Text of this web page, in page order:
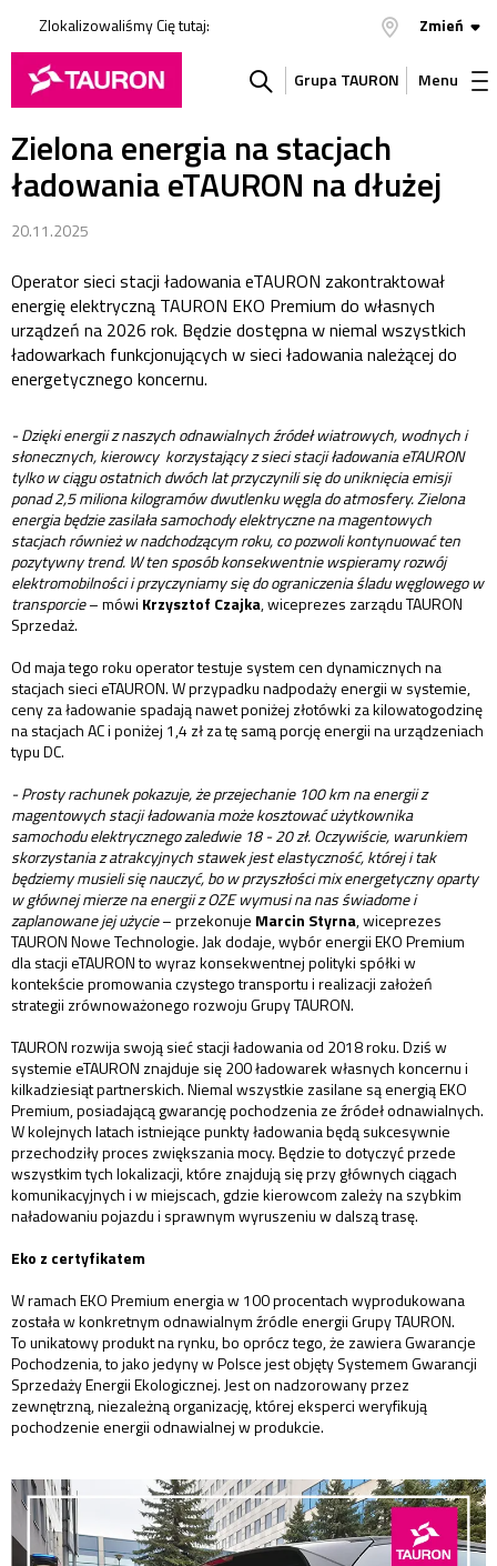
Zlokalizowaliśmy Cię tutaj: Zmień
w
Grupa TAURON Menu
Zielona energia na stacjach
ładowania eTAURON na dłużej
20.11.2025
Operator sieci stacji ładowania eTAURON zakontraktował
energię elektryczną TAURON EKO Premium do własnych
urządzeń na 2026 rok. Będzie dostępna w niemal wszystkich
ładowarkach funkcjonujących w sieci ładowania należącej do
energetycznego koncernu.
- Dzięki energii z naszych odnawialnych źródeł wiatrowych, wodnych i
słonecznych, kierowcy korzystający z sieci stacji ładowania eTAURON
tylko w ciągu ostatnich dwóch lat przyczynili się do uniknięcia emisji
ponad 2,5 miliona kilogramów dwutlenku węgla do atmosfery. Zielona
energia będzie zasilała samochody elektryczne na magentowych
stacjach również w nadchodzącym roku, co pozwoli kontynuować ten
pozytywny trend. W ten sposób konsekwentnie wspieramy rozwój
elektromobilności i przyczyniamy się do ograniczenia śladu węglowego w
transporcie– mówi Krzysztof Czajka, wiceprezes zarządu TAURON
Sprzedaż.
Od maja tego roku operator testuje system cen dynamicznych na
stacjach sieci eTAURON. W przypadku nadpodaży energii w systemie,
ceny za ładowanie spadają nawet poniżej złotówki za kilowatogodzinę
na stacjach AC i poniżej 1,4 zł za tę samą porcję energii na urządzeniach
typu DC.
- Prosty rachunek pokazuje, że przejechanie 100 km na energii z
magentowych stacji ładowania może kosztować użytkownika
samochodu elektrycznego zaledwie 18 - 20 zł. Oczywiście, warunkiem
skorzystania z atrakcyjnych stawek jest elastyczność, której i tak
będziemy musieli się nauczyć, bo w przyszłości mix energetyczny oparty
w głównej mierze na energii z OZE wymusi na nas świadome i
zaplanowane jej użycie– przekonuje Marcin Styrna, wiceprezes
TAURON Nowe Technologie. Jak dodaje, wybór energii EKO Premium
dla stacji eTAURON to wyraz konsekwentnej polityki spółki w
kontekście promowania czystego transportu i realizacji założeń
strategii zrównoważonego rozwoju Grupy TAURON.
TAURON rozwija swoją sieć stacji ładowania od 2018 roku. Dziś w
systemie eTAURON znajduje się 200 ładowarek własnych koncernu i
kilkadziesiąt partnerskich. Niemal wszystkie zasilane są energią EKO
Premium, posiadającą gwarancję pochodzenia ze źródeł odnawialnych.
W kolejnych latach istniejące punkty ładowania będą sukcesywnie
przechodziły proces zwiększania mocy. Będzie to dotyczyć przede
wszystkim tych lokalizacji, które znajdują się przy głównych ciągach
komunikacyjnych i w miejscach, gdzie kierowcom zależy na szybkim
naładowaniu pojazdu i sprawnym wyruszeniu w dalszą trasę.
Eko z certyfikatem
W ramach EKO Premium energia w 100 procentach wyprodukowana
została w konkretnym odnawialnym źródle energii Grupy TAURON.
To unikatowy produkt na rynku, bo oprócz tego, że zawiera Gwarancje
Pochodzenia, to jako jedyny w Polsce jest objęty Systemem Gwarancji
Sprzedaży Energii Ekologicznej. Jest on nadzorowany przez
zewnętrzną, niezależną organizację, której eksperci weryfikują
pochodzenie energii odnawialnej w produkcie.